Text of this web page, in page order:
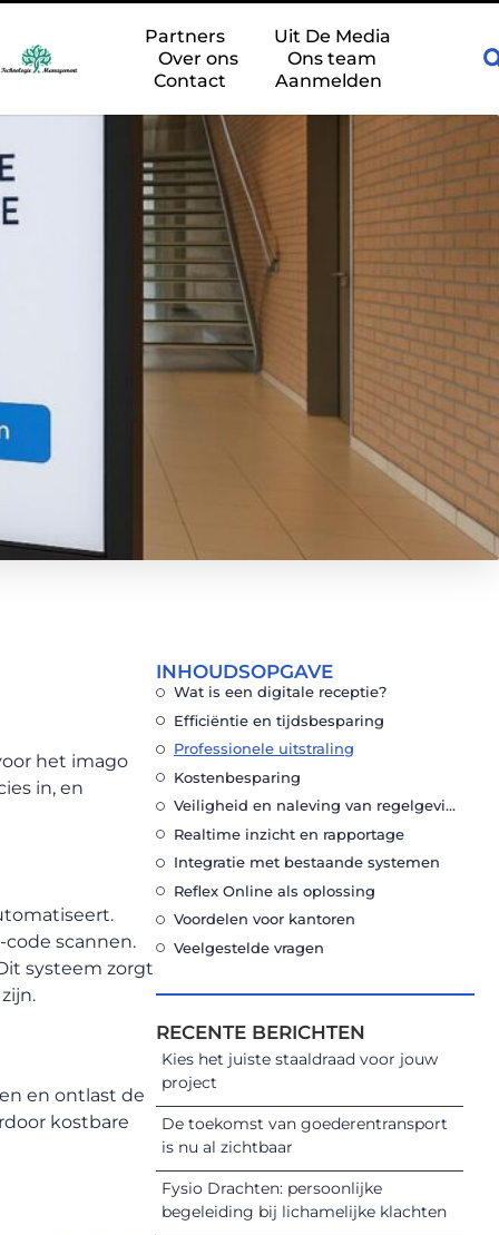
Partners
Uit De Media
Over ons
Ons team
Contact
Aanmelden
het imago
in, en
code scannen.
systeem zorgt
en ontlast de
kostbare
INHOUDSOPGAVE
Wat is een digitale receptie?
Efficiëntie en tijdsbesparing
Professionele uitstraling
Kostenbesparing
Veiligheid en naleving van regelgeving
Realtime inzicht en rapportage
Integratie met bestaande systemen
Reflex Online als oplossing
Voordelen voor kantoren
Veelgestelde vragen
RECENTE BERICHTEN
Kies het juiste staaldraad voor jouw
project
De toekomst van goederentransport
is nu al zichtbaar
Fysio Drachten: persoonlijke
begeleiding bij lichamelijke klachten